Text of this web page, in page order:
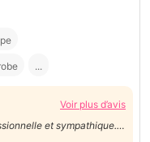
...
Voir plus d’avis
et sympathique.